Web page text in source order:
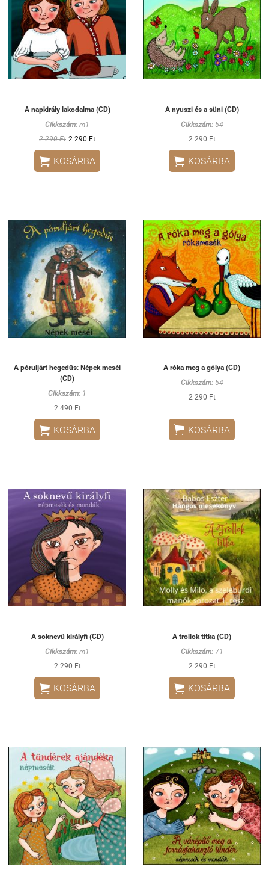
A napkirály lakodalma (CD)
Cikkszám: m1
2 290 Ft 2 290 Ft
 KOSÁRBA
A nyuszi és a süni (CD)
Cikkszám:54
2 290 Ft
 KOSÁRBA
A póruljárt hegedűs: Népek meséi
(CD)
Cikkszám: 1
2 490 Ft
 KOSÁRBA
A róka meg a gólya (CD)
Cikkszám:54
2 290 Ft
 KOSÁRBA
A soknevű királyfi (CD)
Cikkszám: m1
2 290 Ft
 KOSÁRBA
A trollok titka (CD)
Cikkszám:71
2 290 Ft
 KOSÁRBA